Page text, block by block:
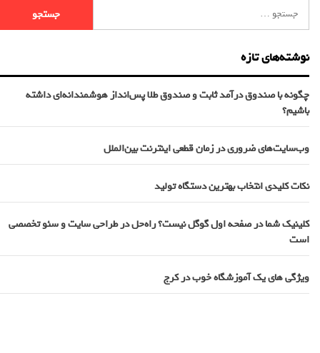
نوشته‌های تازه
چگونه با صندوق درآمد ثابت و صندوق طلا پس‌انداز هوشمندانه‌ای داشته
باشیم؟
وب‌سایت‌های ضروری در زمان قطعی اینترنت بین‌الملل
نکات کلیدی انتخاب بهترین دستگاه تولید
کلینیک شما در صفحه اول گوگل نیست؟ راه‌حل در طراحی سایت و سئو تخصصی
است
ویژگی های یک آموزشگاه خوب در کرج